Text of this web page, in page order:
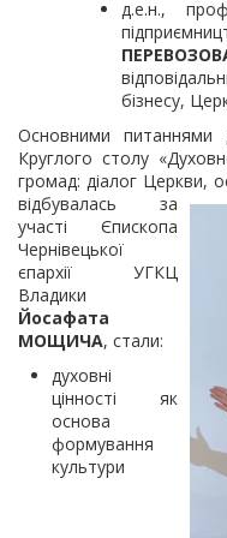
д.е.н.,
бізнесу,
Основними питаннями
Круглого столу
громад: діалог Церкви,
відбувалась за
участі Єпископа
Чернівецької
єпархії УГКЦ
Владики
Йосафата
МОЩИЧА, стали:
духовні
цінності як
основа
формування
культури